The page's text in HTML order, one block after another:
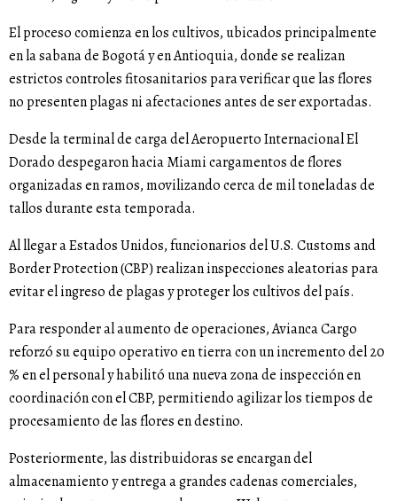
El proceso comienza en los cultivos, ubicados principalmente
en la sabana de Bogotá y en Antioquia, donde se realizan
estrictos controles fitosanitarios para verificar que las flores
no presenten plagas ni afectaciones antes de ser exportadas.
Desde la terminal de carga del Aeropuerto Internacional El
Dorado despegaron hacia Miami cargamentos de flores
organizadas en ramos, movilizando cerca de mil toneladas de
tallos durante esta temporada.
Al llegar a Estados Unidos, funcionarios del U.S. Customs and
Border Protection (CBP) realizan inspecciones aleatorias para
evitar el ingreso de plagas y proteger los cultivos del país.
Para responder al aumento de operaciones,Avianca Cargo
reforzó su equipo operativo en tierra con un incremento del 20
% en el personal y habilitó una nueva zona de inspección en
coordinación con el CBP, permitiendo agilizar los tiempos de
procesamiento de las flores en destino.
Posteriormente, las distribuidoras se encargan del
almacenamiento y entrega a grandes cadenas comerciales,